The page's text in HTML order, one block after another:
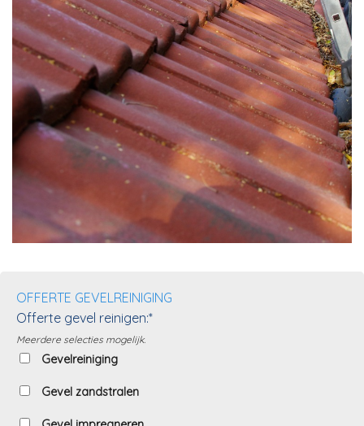
OFFERTE GEVELREINIGING
Offerte gevel reinigen:*
Meerdere selecties mogelijk.
Gevelreiniging
Gevel zandstralen